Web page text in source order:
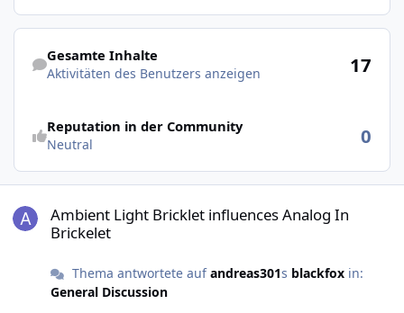
Aktivitäten des Benutzers anzeigen
Gesamte Inhalte
Aktivitäten des Benutzers anzeigen 17
Reputation in der Community
Neutral 0
Ambient Light Bricklet influences Analog In
Brickelet
Thema antwortete aufandreas301s blackfoxin:
General Discussion